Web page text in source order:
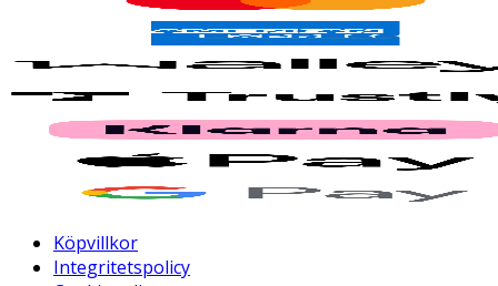
Köpvillkor
Integritetspolicy